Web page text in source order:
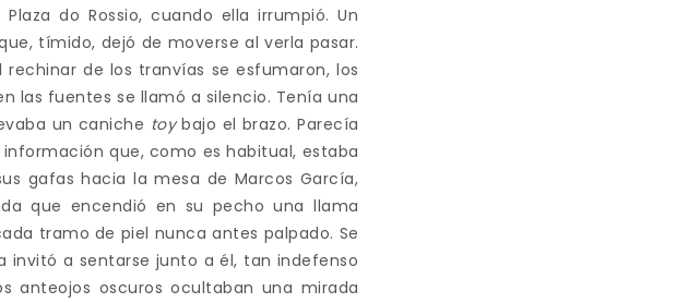
do Rossio, cuando ella irrumpió. Un
tímido, dejó de moverse al verla pasar.
de los tranvías se esfumaron, los
las fuentes se llamó a silencio. Tenía una
un caniche toybajo el brazo. Parecía
que, como es habitual, estaba
gafas hacia la mesa de Marcos García,
que encendió en su pecho una llama
tramo de piel nunca antes palpado. Se
a sentarse junto a él, tan indefenso
anteojos oscuros ocultaban una mirada